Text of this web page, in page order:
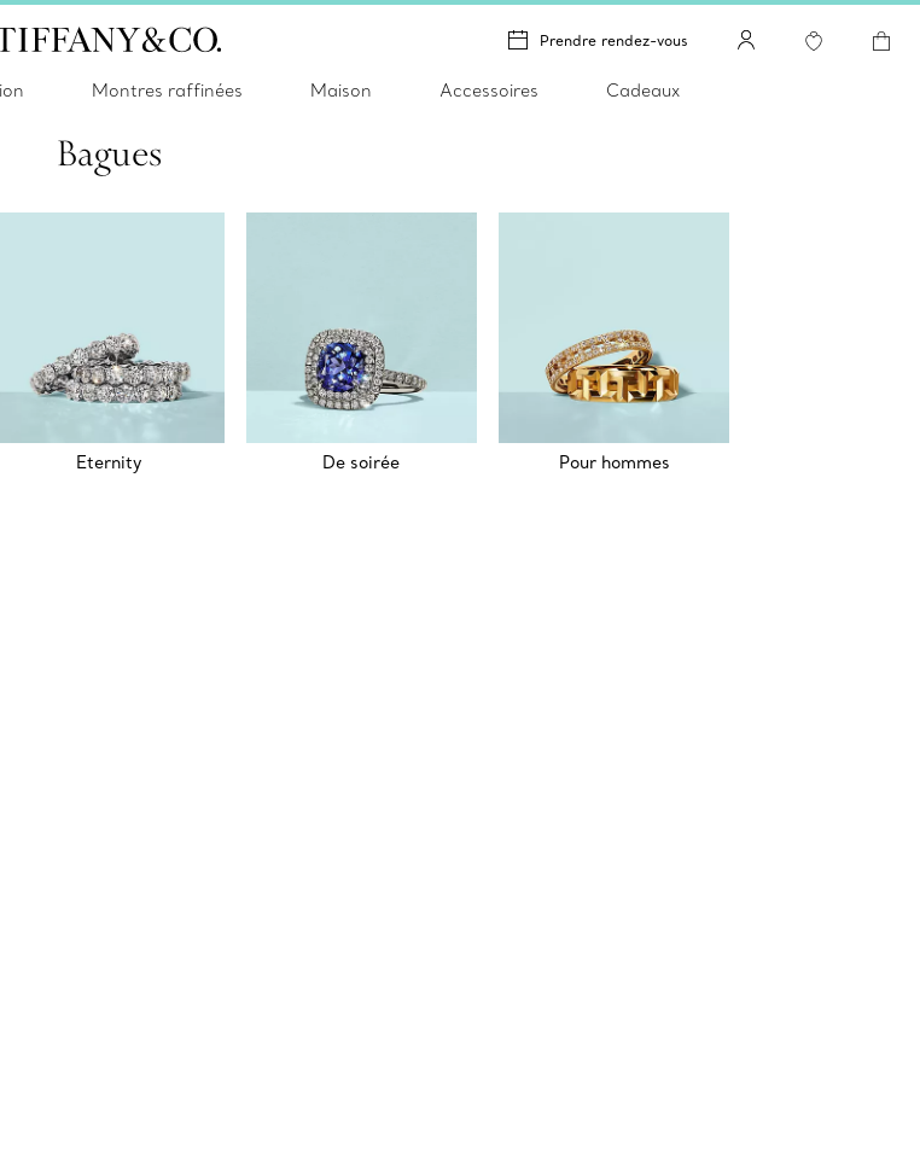
Prendre rendez-vous
Montres raffinées Maison Accessoires Cadeaux
Bagues
Eternity De soirée Pour hommes